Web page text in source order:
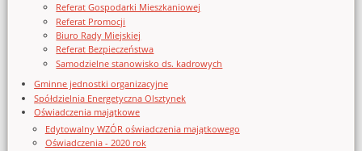
Referat Gospodarki Mieszkaniowej
Referat Promocji
Biuro Rady Miejskiej
Referat Bezpieczeństwa
Samodzielne stanowisko ds. kadrowych
Gminne jednostki organizacyjne
Spółdzielnia Energetyczna Olsztynek
Oświadczenia majątkowe
Edytowalny WZÓR oświadczenia majątkowego
Oświadczenia - 2020 rok